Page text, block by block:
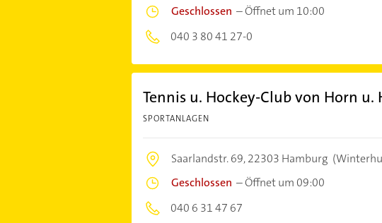
Geschlossen –Öffnet um 10:00
040 3 80 41 27-0
Tennis u. Hockey-Club von Horn u.
SPORTANLAGEN
Saarlandstr. 69,22303 Hamburg
Geschlossen –Öffnet um 09:00
040 6 31 47 67